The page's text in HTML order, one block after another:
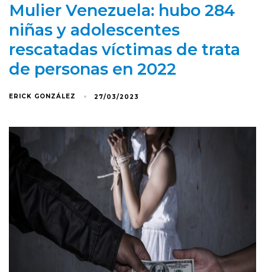
Mulier Venezuela: hubo 284
niñas y adolescentes
rescatadas víctimas de trata
de personas en 2022
ERICK GONZÁLEZ 27/03/2023